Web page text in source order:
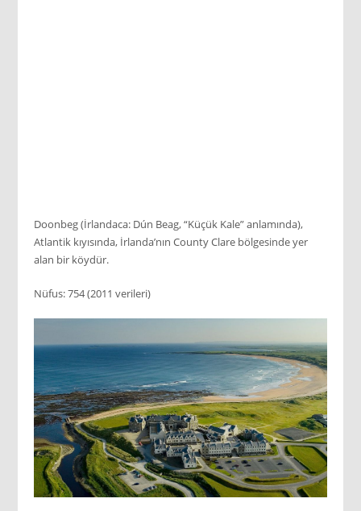
Doonbeg (İrlandaca: Dún Beag, “Küçük Kale” anlamında),
Atlantik kıyısında, İrlanda’nın County Clare bölgesinde yer
alan bir köydür.
Nüfus: 754 (2011 verileri)